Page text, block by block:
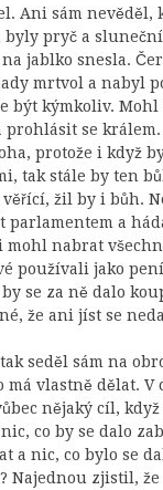
Ani sám nevěděl,
byly pryč a
jablko snesla.
mrtvol a nabyl
být kýmkoliv. Mohl
se králem.
protože i když
tak stále by ten
žil by i bůh.
a
mohl nabrat
používali jako
se za ně dalo
že ani jíst se
seděl sám na
má vlastně dělat. V
nějaký cíl,
co by se dalo
a nic, co bylo se
Najednou zjistil, že